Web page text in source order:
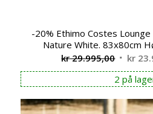
-20% Ethimo Costes Lounge
Nature White. 83x80cm
kr29.995,00
pris
var:
kr
kr
2 på